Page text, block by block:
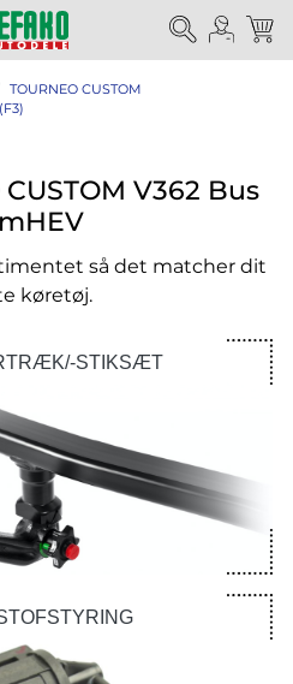
TOURNEO CUSTOM
V362 Bus
så det matcher dit
køretøj.
STIKSÆT